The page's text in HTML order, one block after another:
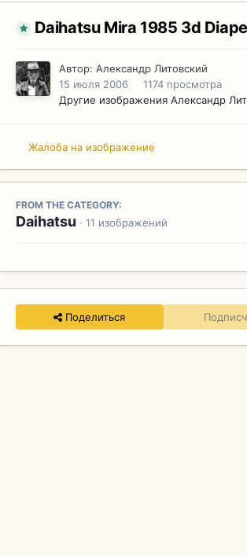
Daihatsu Mira 1985 3d
Автор: Александр Литовский
15 июля 2006
1174 просмотра
Другие изображения Александр
Жалоба на изображение
FROM THE CATEGORY:
Daihatsu · 11 изображений
Поделиться